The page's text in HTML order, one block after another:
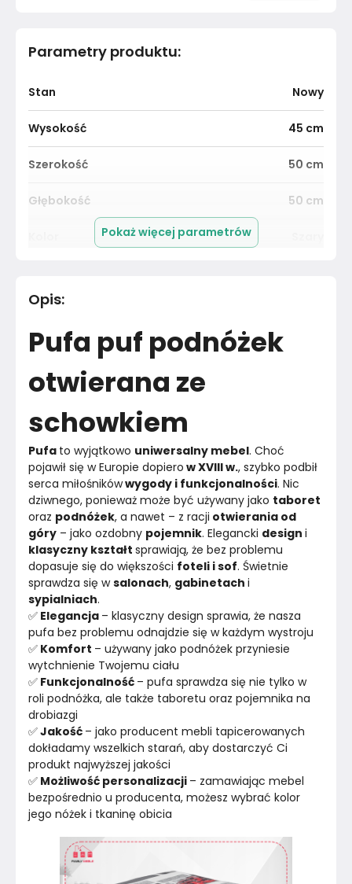
Parametry produktu:
Stan Nowy
Wysokość 45 cm
Szerokość 50 cm
Głębokość 50 cm
Kolor tkaniny
Materiał Tkanina
Kolor
Kolor nóżek
Marka Family Meble
Montaż Złożony
Rok produkcji 2024
Pokaż więcej parametrów
Opis:
Pufa puf podnóżek
otwierana ze
schowkiem
Pufa to wyjątkowo uniwersalny mebel. Choć
pojawił się w Europie dopiero w XVIII w., szybko podbił
serca miłośników wygody i funkcjonalności. Nic
dziwnego, ponieważ może być używany jako taboret
oraz podnóżek, a nawet – z racji otwierania od
góry – jako ozdobny pojemnik. Elegancki design i
klasyczny kształt sprawiają, że bez problemu
dopasuje się do większości foteli i sof. Świetnie
sprawdza się w salonach, gabinetach i
sypialniach.
✅ Elegancja – klasyczny design sprawia, że nasza
pufa bez problemu odnajdzie się w każdym wystroju
✅ Komfort – używany jako podnóżek przyniesie
wytchnienie Twojemu ciału
✅ Funkcjonalność – pufa sprawdza się nie tylko w
roli podnóżka, ale także taboretu oraz pojemnika na
drobiazgi
✅ Jakość – jako producent mebli tapicerowanych
dokładamy wszelkich starań, aby dostarczyć Ci
produkt najwyższej jakości
✅ Możliwość personalizacji – zamawiając mebel
bezpośrednio u producenta, możesz wybrać kolor
jego nóżek i tkaninę obicia